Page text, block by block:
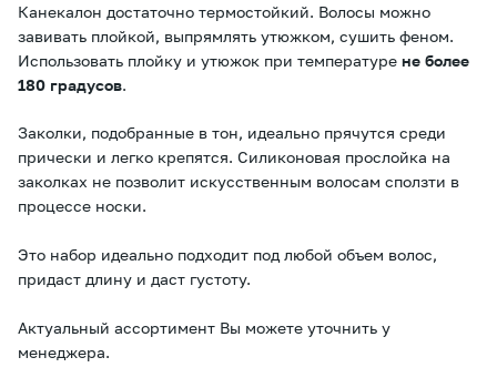
Канекалон достаточно термостойкий. Волосы можно
завивать плойкой, выпрямлять утюжком, сушить феном.
Использовать плойку и утюжок при температуре не более
180 градусов.
Заколки, подобранные в тон, идеально прячутся среди
прически и легко крепятся. Силиконовая прослойка на
заколках не позволит искусственным волосам сползти в
процессе носки.
Это набор идеально подходит под любой объем волос,
придаст длину и даст густоту.
Актуальный ассортимент Вы можете уточнить у
менеджера.